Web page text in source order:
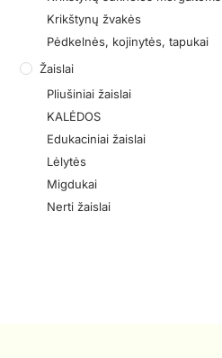
Krikštynų žvakės
Pėdkelnės, kojinytės, tapukai
Žaislai
Pliušiniai žaislai
KALĖDOS
Edukaciniai žaislai
Lėlytės
Migdukai
Nerti žaislai